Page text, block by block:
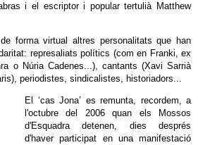
i el escriptor i popular tertulià Matthew
forma virtual altres personalitats que han
represaliats polítics (com en Franki, ex
o Núria Cadenes...), cantants (Xavi Sarrià
periodistes, sindicalistes, historiadors...
El ‘cas Jona’ es remunta, recordem, a
l'octubre del 2006 quan els Mossos
d'Esquadra detenen, dies després
d'haver participat en una manifestació